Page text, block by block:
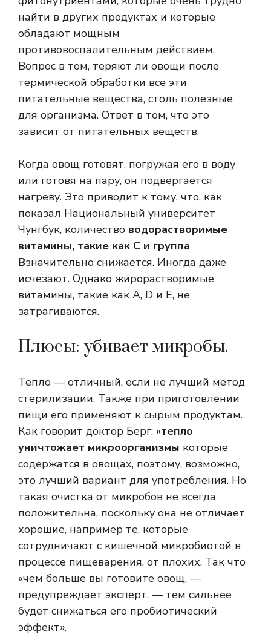
найти в других продуктах и ​​которые
обладают мощным
противовоспалительным действием.
Вопрос в том, теряют ли овощи после
термической обработки все эти
питательные вещества, столь полезные
для организма. Ответ в том, что это
зависит от питательных веществ.
Когда овощ готовят, погружая его в воду
или готовя на пару, он подвергается
нагреву. Это приводит к тому, что, как
показал Национальный университет
Чунгбук, количество водорастворимые
витамины, такие как C и группа
Bзначительно снижается. Иногда даже
исчезают. Однако жирорастворимые
витамины, такие как A, D и E, не
затрагиваются.
Плюсы: убивает микробы.
Тепло — отличный, если не лучший метод
стерилизации. Также при приготовлении
пищи его применяют к сырым продуктам.
Как говорит доктор Берг: «тепло
уничтожает микроорганизмы которые
содержатся в овощах, поэтому, возможно,
это лучший вариант для употребления. Но
такая очистка от микробов не всегда
положительна, поскольку она не отличает
хорошие, например те, которые
сотрудничают с кишечной микробиотой в
процессе пищеварения, от плохих. Так что
«чем больше вы готовите овощ, —
предупреждает эксперт, — тем сильнее
будет снижаться его пробиотический
эффект».